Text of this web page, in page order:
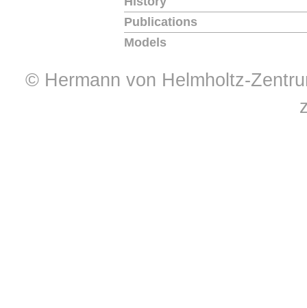
Publications
Models
© Hermann von Helmholtz-